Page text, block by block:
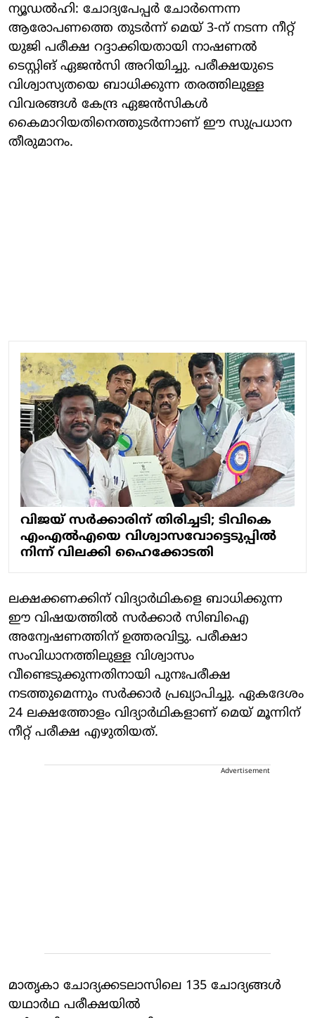
ന്യൂഡല്‍ഹി: ചോദ്യപേപ്പര്‍ ചോര്‍ന്നെന്ന
ആരോപണത്തെ തുടര്‍ന്ന് മെയ് 3-ന് നടന്ന നീറ്റ്
യുജി പരീക്ഷ റദ്ദാക്കിയതായി നാഷണല്‍
ടെസ്റ്റിങ് ഏജന്‍സി അറിയിച്ചു. പരീക്ഷയുടെ
വിശ്വാസ്യതയെ ബാധിക്കുന്ന തരത്തിലുള്ള
വിവരങ്ങള്‍ കേന്ദ്ര ഏജന്‍സികള്‍
കൈമാറിയതിനെത്തുടര്‍ന്നാണ് ഈ സുപ്രധാന
തീരുമാനം.
വിജയ് സർക്കാരിന് തിരിച്ചടി; ടിവികെ
എംഎൽഎയെ വിശ്വാസവോട്ടെടുപ്പിൽ
നിന്ന് വിലക്കി ഹൈക്കോടതി
ലക്ഷക്കണക്കിന് വിദ്യാര്‍ഥികളെ ബാധിക്കുന്ന
ഈ വിഷയത്തില്‍ സര്‍ക്കാര്‍ സിബിഐ
അന്വേഷണത്തിന് ഉത്തരവിട്ടു. പരീക്ഷാ
സംവിധാനത്തിലുള്ള വിശ്വാസം
വീണ്ടെടുക്കുന്നതിനായി പുനഃപരീക്ഷ
നടത്തുമെന്നും സര്‍ക്കാര്‍ പ്രഖ്യാപിച്ചു. ഏകദേശം
24 ലക്ഷത്തോളം വിദ്യാർഥികളാണ് മെയ് മൂന്നിന്
നീറ്റ് പരീക്ഷ എഴുതിയത്.
Advertisement
മാതൃകാ ചോദ്യക്കടലാസിലെ 135 ചോദ്യങ്ങൾ
യഥാർഥ പരീക്ഷയിൽ